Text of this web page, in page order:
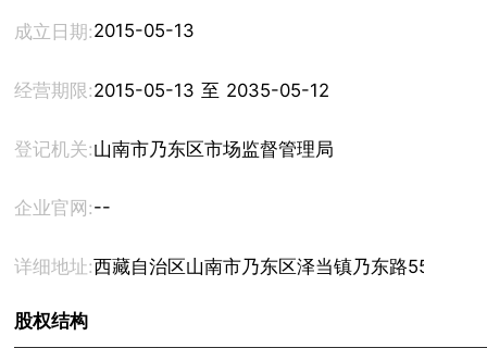
成立日期:2015-05-13
经营期限: 2015-05-13 至 2035-05-12
登记机关:山南市乃东区市场监督管理局
企业官网:--
详细地址:西藏自治区山南市乃东区泽当镇乃东路55号
股权结构